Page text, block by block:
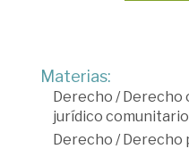
Materias:
Derecho /Derecho
jurídico
Derecho /Derecho